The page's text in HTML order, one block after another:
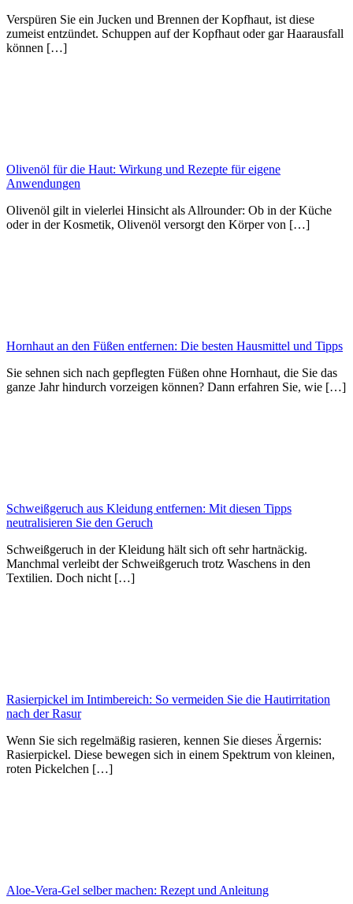
Verspüren Sie ein Jucken und Brennen der Kopfhaut, ist diese
zumeist entzündet. Schuppen auf der Kopfhaut oder gar Haarausfall
können […]
Olivenöl für die Haut: Wirkung und Rezepte für eigene
Anwendungen
Olivenöl gilt in vielerlei Hinsicht als Allrounder: Ob in der Küche
oder in der Kosmetik, Olivenöl versorgt den Körper von […]
Hornhaut an den Füßen entfernen: Die besten Hausmittel und Tipps
Sie sehnen sich nach gepflegten Füßen ohne Hornhaut, die Sie das
ganze Jahr hindurch vorzeigen können? Dann erfahren Sie, wie […]
Schweißgeruch aus Kleidung entfernen: Mit diesen Tipps
neutralisieren Sie den Geruch
Schweißgeruch in der Kleidung hält sich oft sehr hartnäckig.
Manchmal verleibt der Schweißgeruch trotz Waschens in den
Textilien. Doch nicht […]
Rasierpickel im Intimbereich: So vermeiden Sie die Hautirritation
nach der Rasur
Wenn Sie sich regelmäßig rasieren, kennen Sie dieses Ärgernis:
Rasierpickel. Diese bewegen sich in einem Spektrum von kleinen,
roten Pickelchen […]
Aloe-Vera-Gel selber machen: Rezept und Anleitung